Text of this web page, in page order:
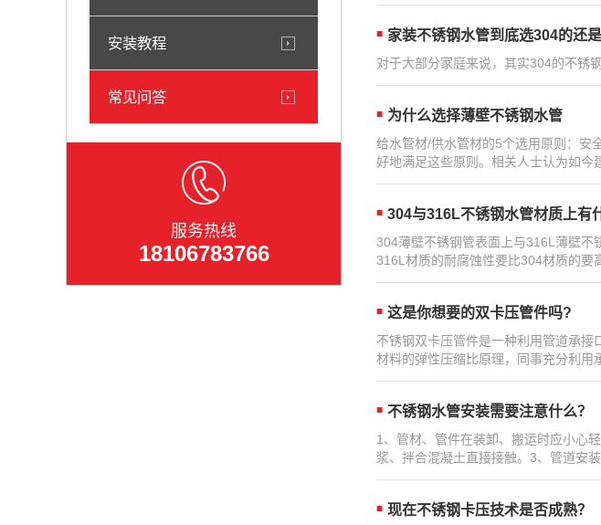
安装教程
常见问答
服务热线
18106783766
家装不锈钢水管到底选304的还是
对于大部分家庭来说，其实304的不锈
为什么选择薄壁不锈钢水管
给水管材/供水管材的5个选用原则：安
好地满足这些原则。相关人士认为如今
304与316L不锈钢水管材质上有
304薄壁不锈钢管表面上与316L薄壁不
316L材质的耐腐蚀性要比304材质的要
这是你想要的双卡压管件吗?
不锈钢双卡压管件是一种利用管道承
材料的弹性压缩比原理，同事充分利用
不锈钢水管安装需要注意什么？
1、管材、管件在装卸、搬运时应小心
浆、拌合混凝土直接接触。3、管道安
现在不锈钢卡压技术是否成熟？